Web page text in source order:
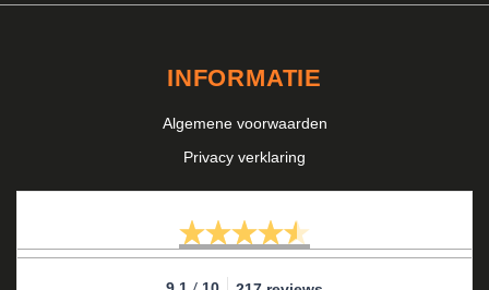
INFORMATIE
Algemene voorwaarden
Privacy verklaring